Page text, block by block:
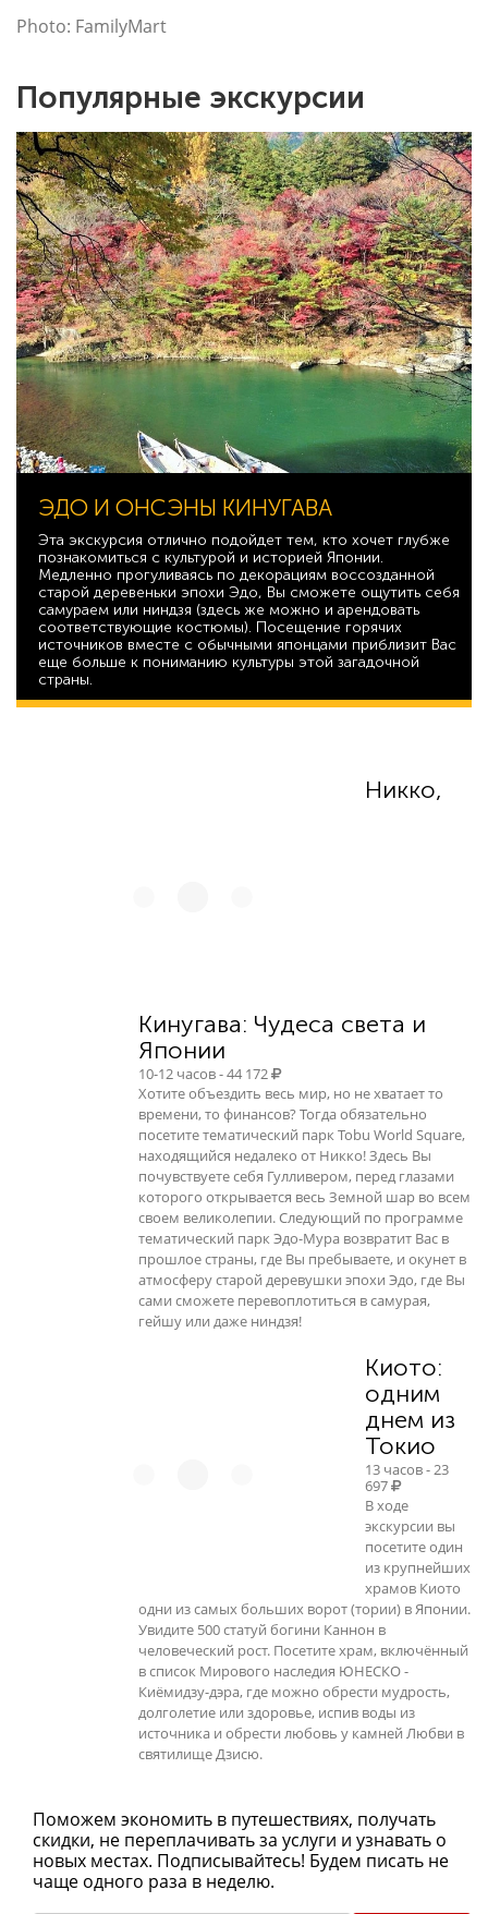
Photo: FamilyMart
Популярные экскурсии
ЭДО И ОНСЭНЫ КИНУГАВА
Эта экскурсия отлично подойдет тем, кто хочет глубже
познакомиться с культурой и историей Японии.
Медленно прогуливаясь по декорациям воссозданной
старой деревеньки эпохи Эдо, Вы сможете ощутить себя
самураем или ниндзя (здесь же можно и арендовать
соответствующие костюмы). Посещение горячих
источников вместе с обычными японцами приблизит Вас
еще больше к пониманию культуры этой загадочной
страны.
Никко,
Кинугава: Чудеса света и
Японии
10-12 часов - 44 172
Хотите объездить весь мир, но не хватает то
времени, то финансов? Тогда обязательно
посетите тематический парк Tobu World Square,
находящийся недалеко от Никко! Здесь Вы
почувствуете себя Гулливером, перед глазами
которого открывается весь Земной шар во всем
своем великолепии. Следующий по программе
тематический парк Эдо-Мура возвратит Вас в
прошлое страны, где Вы пребываете, и окунет в
атмосферу старой деревушки эпохи Эдо, где Вы
сами сможете перевоплотиться в самурая,
гейшу или даже ниндзя!
Киото:
одним
днем из
Токио
13 часов - 23
697
В ходе
экскурсии вы
посетите один
из крупнейших
храмов Киото
одни из самых больших ворот (тории) в Японии.
Увидите 500 статуй богини Каннон в
человеческий рост. Посетите храм, включённый
в список Мирового наследия ЮНЕСКО -
Киёмидзу-дэра, где можно обрести мудрость,
долголетие или здоровье, испив воды из
источника и обрести любовь у камней Любви в
святилище Дзисю.
Поможем экономить в путешествиях, получать
скидки, не переплачивать за услуги и узнавать о
новых местах. Подписывайтесь! Будем писать не
чаще одного раза в неделю.